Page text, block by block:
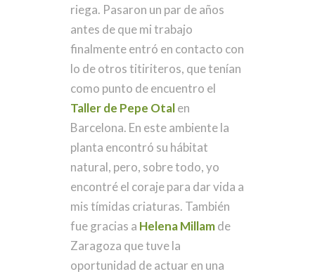
riega. Pasaron un par de años
antes de que mi trabajo
finalmente entró en contacto con
lo de otros titiriteros, que tenían
como punto de encuentro el
Taller de Pepe Otalen
Barcelona. En este ambiente la
planta encontró su hábitat
natural, pero, sobre todo, yo
encontré el coraje para dar vida a
mis tímidas criaturas. También
fue gracias a Helena Millamde
Zaragoza que tuve la
oportunidad de actuar en una